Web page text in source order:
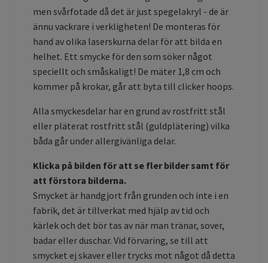
men svårfotade då det är just spegelakryl - de är
ännu vackrare i verkligheten! De monteras för
hand av olika laserskurna delar för att bilda en
helhet. Ett smycke för den som söker något
speciellt och småskaligt! De mäter 1,8 cm och
kommer på krokar, går att byta till clicker hoops.
Alla smyckesdelar har en grund av rostfritt stål
eller pläterat rostfritt stål (guldplätering) vilka
båda går under allergivänliga delar.
Klicka på bilden för att se fler bilder samt för
att förstora bilderna.
Smycket är handgjort från grunden och inte i en
fabrik, det är tillverkat med hjälp av tid och
kärlek och det bör tas av när man tränar, sover,
badar eller duschar. Vid förvaring, se till att
smycket ej skaver eller trycks mot något då detta